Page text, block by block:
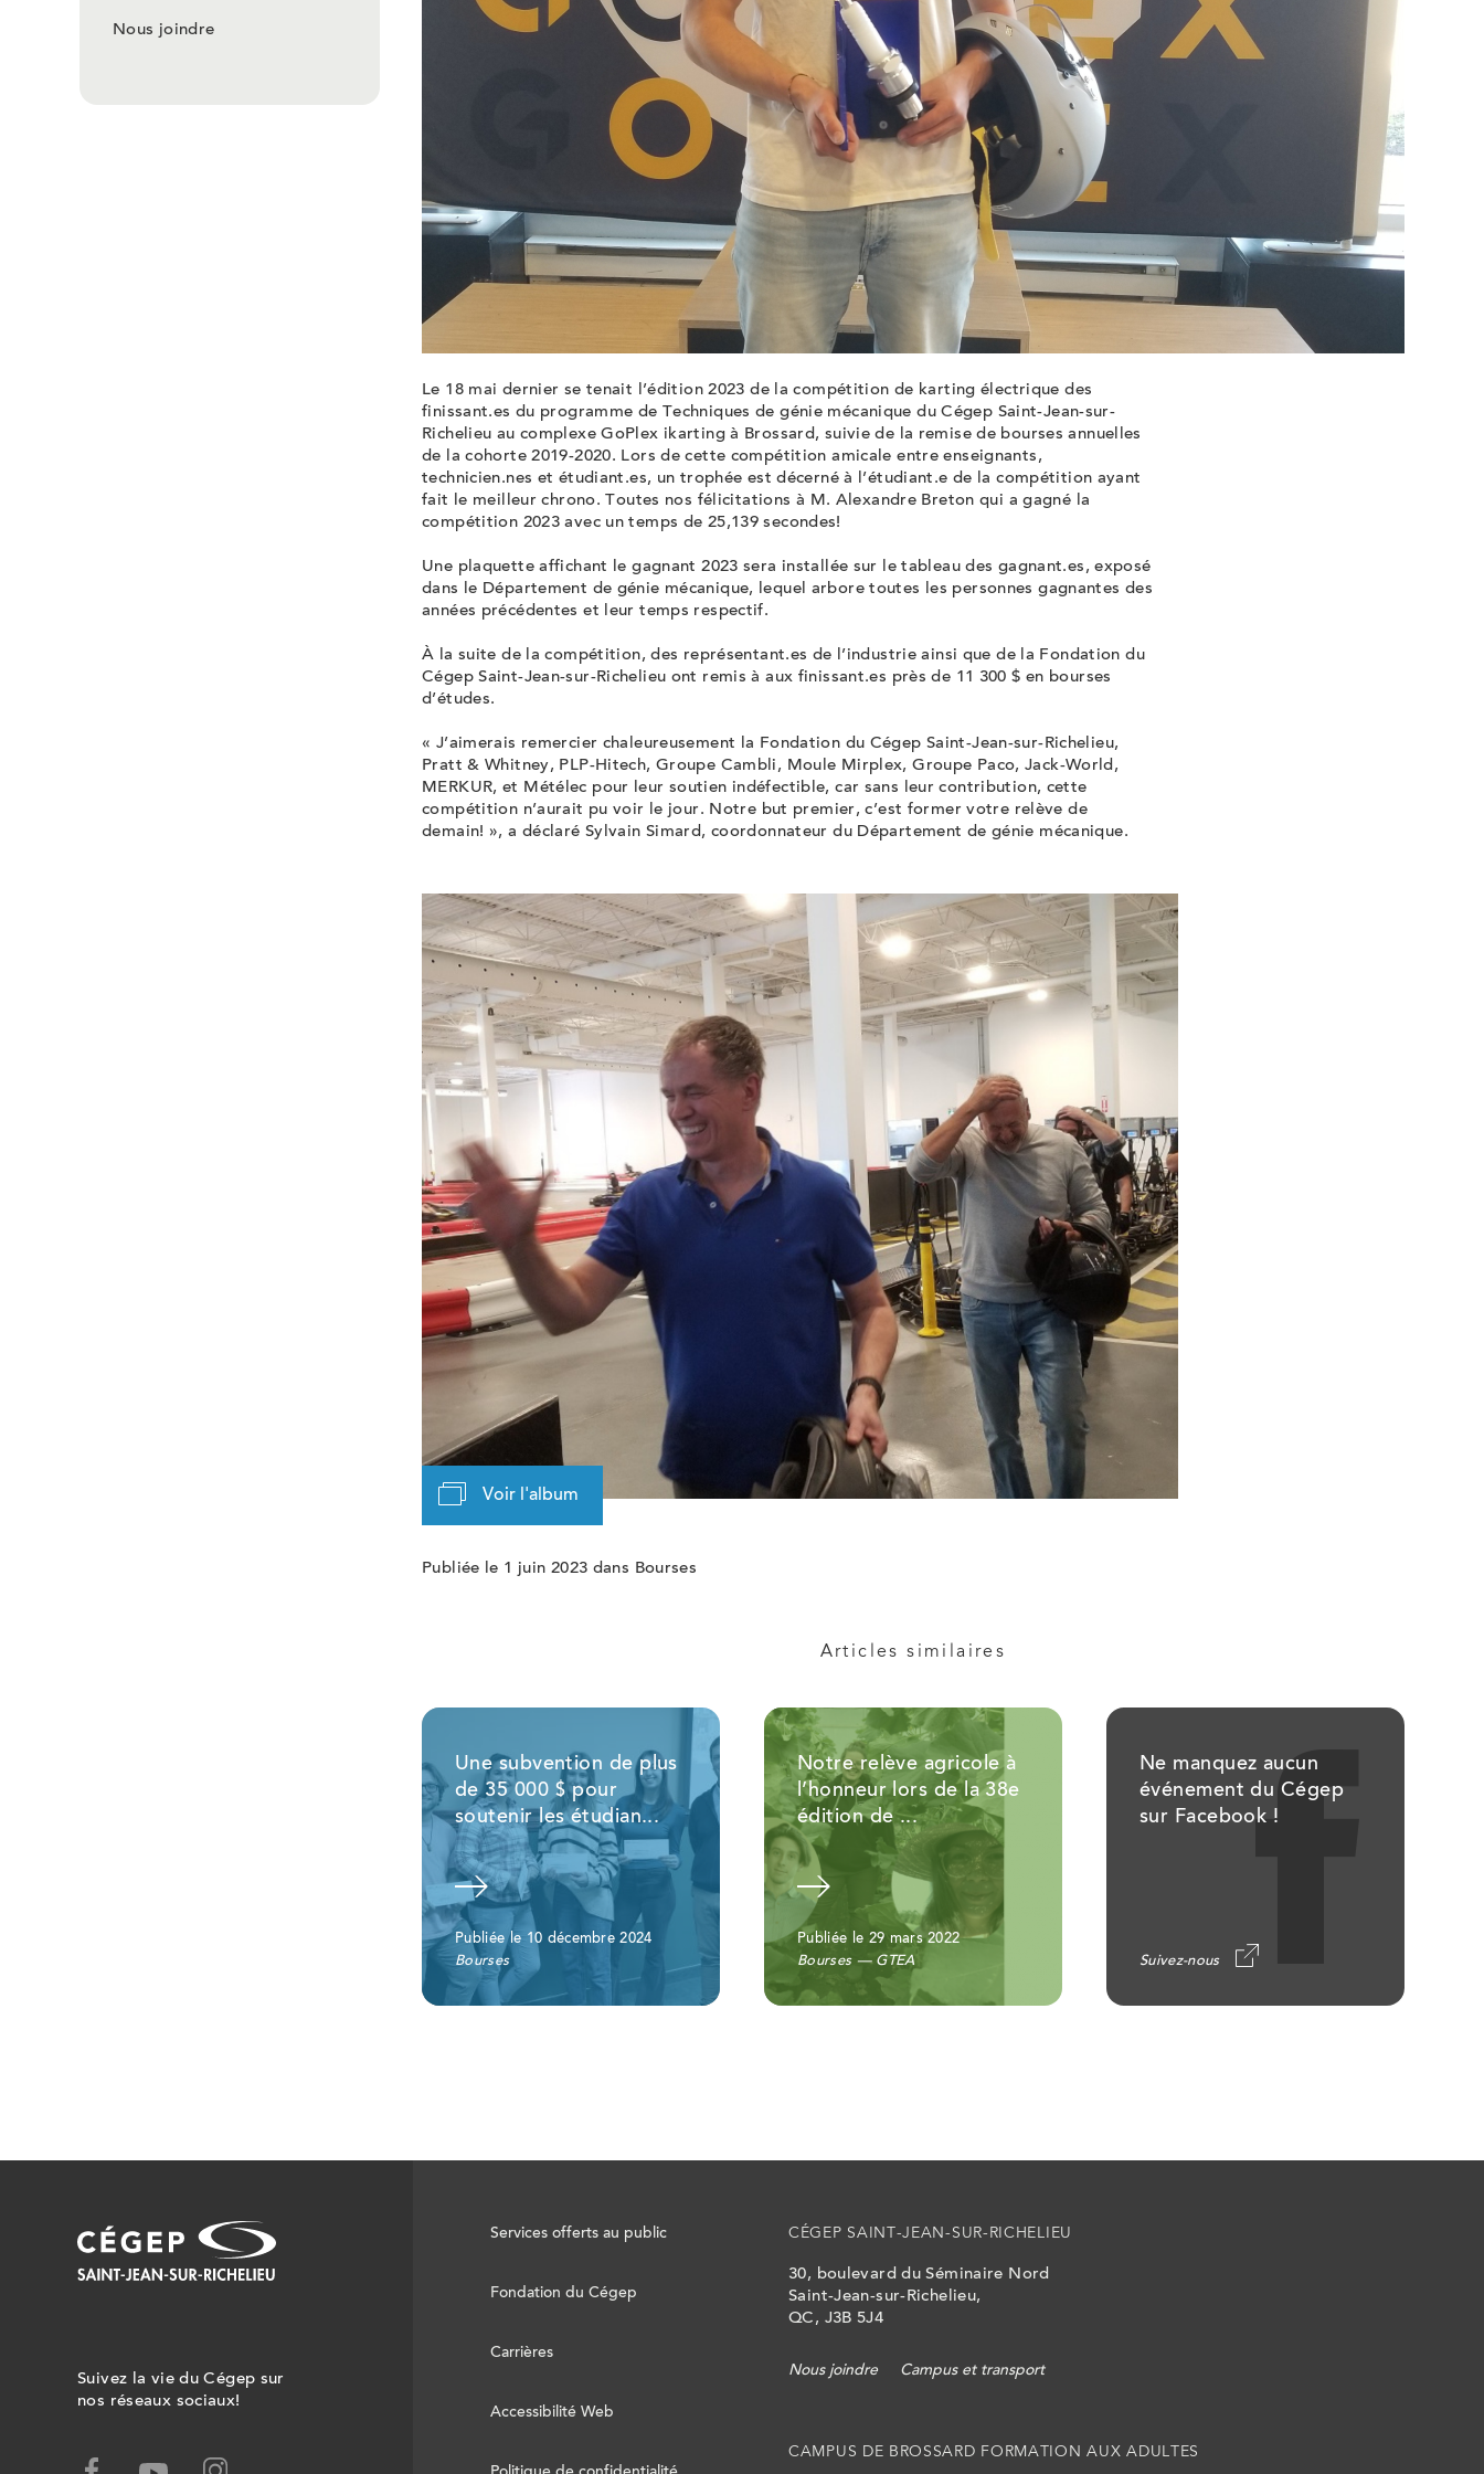
Nous joindre
Le 18 mai dernier se tenait l’édition 2023 de la compétition de karting électrique des
finissant.es du programme de Techniques de génie mécanique du Cégep Saint-Jean-sur-
Richelieu au complexe GoPlex ikarting à Brossard, suivie de la remise de bourses annuelles
de la cohorte 2019-2020. Lors de cette compétition amicale entre enseignants,
technicien.nes et étudiant.es, un trophée est décerné à l’étudiant.e de la compétition ayant
fait le meilleur chrono. Toutes nos félicitations à M. Alexandre Breton qui a gagné la
compétition 2023 avec un temps de 25,139 secondes!
Une plaquette affichant le gagnant 2023 sera installée sur le tableau des gagnant.es, exposé
dans le Département de génie mécanique, lequel arbore toutes les personnes gagnantes des
années précédentes et leur temps respectif.
À la suite de la compétition, des représentant.es de l’industrie ainsi que de la Fondation du
Cégep Saint-Jean-sur-Richelieu ont remis à aux finissant.es près de 11 300 $ en bourses
d’études.
« J’aimerais remercier chaleureusement la Fondation du Cégep Saint-Jean-sur-Richelieu,
Pratt & Whitney, PLP-Hitech, Groupe Cambli, Moule Mirplex, Groupe Paco, Jack-World,
MERKUR, et Métélec pour leur soutien indéfectible, car sans leur contribution, cette
compétition n’aurait pu voir le jour. Notre but premier, c’est former votre relève de
demain! », a déclaré Sylvain Simard, coordonnateur du Département de génie mécanique.
Voir l'album
Publiée le 1 juin 2023 dans Bourses
Articles similaires
Une subvention de plus
de 35 000 $ pour
soutenir les étudian...
Voir la nouvelle
Publiée le 10 décembre 2024
Bourses
Notre relève agricole à
l’honneur lors de la 38e
édition de ...
Voir la nouvelle
Publiée le 29 mars 2022
Bourses — GTEA
Ne manquez aucun
événement du Cégep
sur Facebook !
Suivez-nous
Suivez la vie du Cégep sur
nos réseaux sociaux!
Services offerts au public
Fondation du Cégep
Carrières
Accessibilité Web
CÉGEP SAINT-JEAN-SUR-RICHELIEU
30, boulevard du Séminaire Nord
Saint-Jean-sur-Richelieu,
QC, J3B 5J4
Nous joindre Campus et transport
CAMPUS DE BROSSARD FORMATION AUX ADULTES